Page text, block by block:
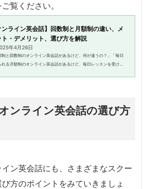
覧ください。
ンライン英会話】回数制と月額制の違い、メ
ト・デメリット、選び方を解説
年4月26日
制と回数制のオンライン英会話があるけど、何が違うの？」「毎日
れる月額制のオンライン英会話があるけど、毎日レッスンを受ける
ンライン英会話の選び方
ン英会話にも、さまざまなスクー
方のポイントをみていきましょ